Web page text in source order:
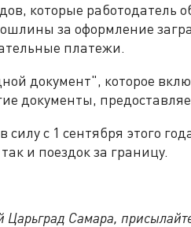
которые работодатель
за оформление
платежи.
документ", которое
документы,
с 1 сентября этого
и поездок за границу.
Царьград Самара,